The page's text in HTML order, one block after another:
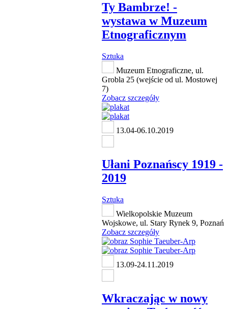
Ty Bambrze! -
wystawa w Muzeum
Etnograficznym
Sztuka
Muzeum Etnograficzne, ul.
Grobla 25 (wejście od ul. Mostowej
7)
Zobacz szczegóły
13.04-06.10.2019
Ułani Poznańscy 1919 -
2019
Sztuka
Wielkopolskie Muzeum
Wojskowe, ul. Stary Rynek 9, Poznań
Zobacz szczegóły
13.09-24.11.2019
Wkraczając w nowy